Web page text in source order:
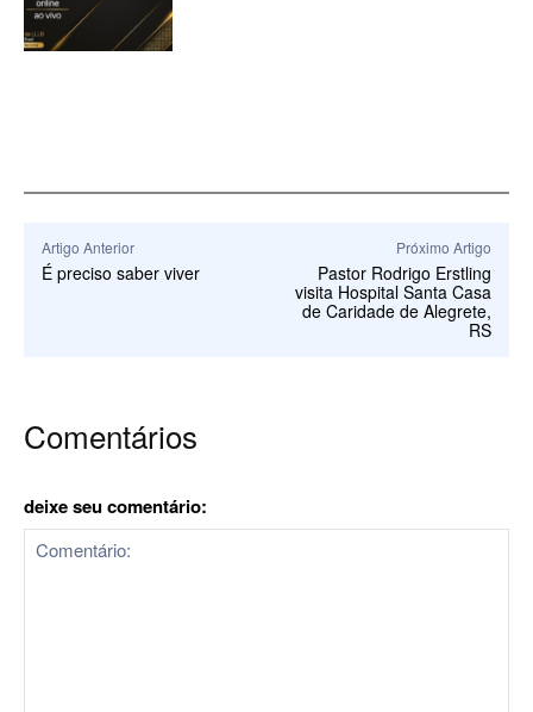
Artigo Anterior
É preciso saber viver
Próximo Artigo
Pastor Rodrigo Erstling
visita Hospital Santa Casa
de Caridade de Alegrete,
RS
Comentários
deixe seu comentário: